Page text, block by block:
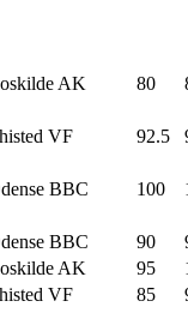
AK 80
VF 92.5
BBC 100
BBC 90
AK 95
VF 85